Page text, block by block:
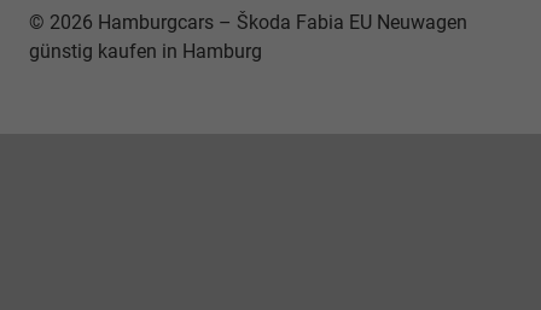
© 2026 Hamburgcars – Škoda Fabia EU Neuwagen
günstig kaufen in Hamburg